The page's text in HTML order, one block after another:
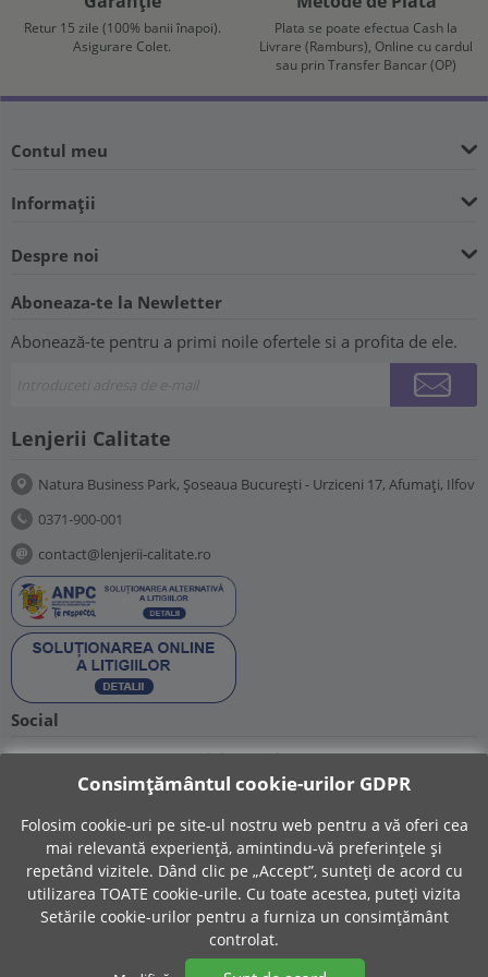
Retur 15 zile (100% banii înapoi).
Asigurare Colet.
Plata se poate efectua Cash la
Livrare (Ramburs), Online cu cardul
sau prin Transfer Bancar (OP)
Contul meu
Informații
Despre noi
Aboneaza-te la Newletter
Abonează-te pentru a primi noile ofertele si a profita de ele.
Lenjerii Calitate
Natura Business Park, Șoseaua București - Urziceni 17, Afumați, Ilfov
0371-900-001
contact@lenjerii-calitate.ro
Social
Suntem prezenti si pe retelele sociale:
© 2015 - 2026 Lenjerii-Calitate.ro.
Consimțământul cookie-urilor GDPR
Folosim cookie-uri pe site-ul nostru web pentru a vă oferi cea
mai relevantă experiență, amintindu-vă preferințele și
repetând vizitele. Dând clic pe „Accept”, sunteți de acord cu
utilizarea TOATE cookie-urile. Cu toate acestea, puteți vizita
Setările cookie-urilor pentru a furniza un consimțământ
controlat.